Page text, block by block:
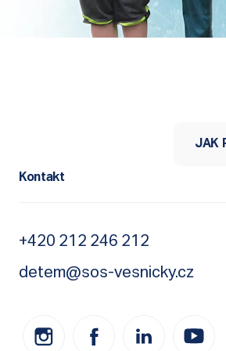
JAK
Kontakt
+420 212 246 212
detem@sos-vesnicky.cz